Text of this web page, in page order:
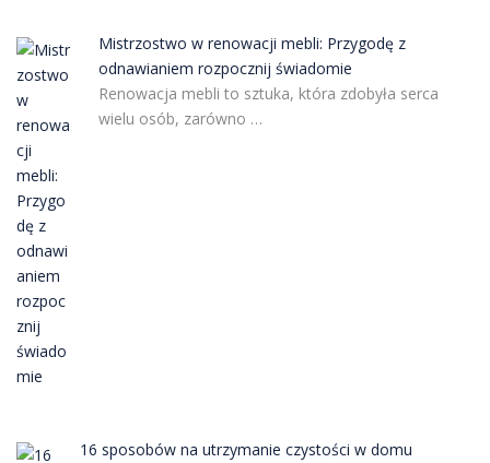
Mistrzostwo w renowacji mebli: Przygodę z
odnawianiem rozpocznij świadomie
Renowacja mebli to sztuka, która zdobyła serca
wielu osób, zarówno …
16 sposobów na utrzymanie czystości w domu